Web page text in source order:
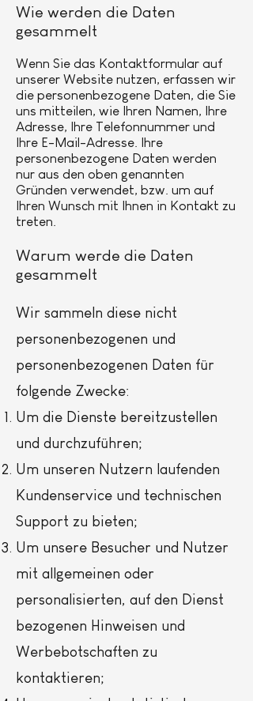
Wie werden die Daten
gesammelt
Wenn Sie das Kontaktformular auf
unserer Website nutzen, erfassen wir
die personenbezogene Daten, die Sie
uns mitteilen, wie Ihren Namen, Ihre
Adresse, Ihre Telefonnummer und
Ihre E-Mail-Adresse. Ihre
personenbezogene Daten werden
nur aus den oben genannten
Gründen verwendet, bzw. um auf
Ihren Wunsch mit Ihnen in Kontakt zu
treten.
Warum werde die Daten
gesammelt
Wir sammeln diese nicht
personenbezogenen und
personenbezogenen Daten für
folgende Zwecke:
Um die Dienste bereitzustellen
und durchzuführen;
Um unseren Nutzern laufenden
Kundenservice und technischen
Support zu bieten;
Um unsere Besucher und Nutzer
mit allgemeinen oder
personalisierten, auf den Dienst
bezogenen Hinweisen und
Werbebotschaften zu
kontaktieren;